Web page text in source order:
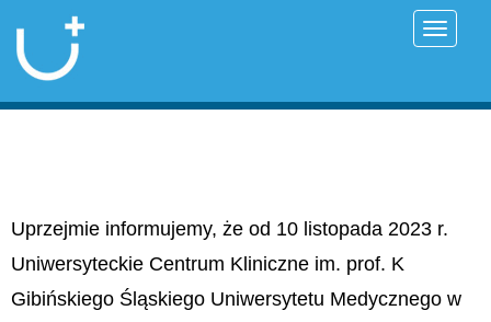
Uprzejmie informujemy, że od 10 listopada 2023 r.
Uniwersyteckie Centrum Kliniczne im. prof. K
Gibińskiego Śląskiego Uniwersytetu Medycznego w